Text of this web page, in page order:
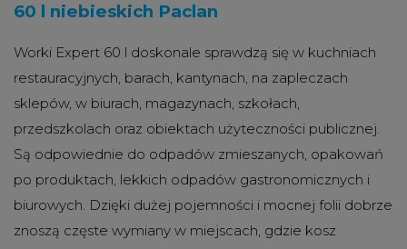
60 l niebieskich Paclan
Worki Expert 60 l doskonale sprawdzą się w kuchniach
restauracyjnych, barach, kantynach, na zapleczach
sklepów, w biurach, magazynach, szkołach,
przedszkolach oraz obiektach użyteczności publicznej.
Są odpowiednie do odpadów zmieszanych, opakowań
po produktach, lekkich odpadów gastronomicznych i
biurowych. Dzięki dużej pojemności i mocnej folii dobrze
znoszą częste wymiany w miejscach, gdzie kosz